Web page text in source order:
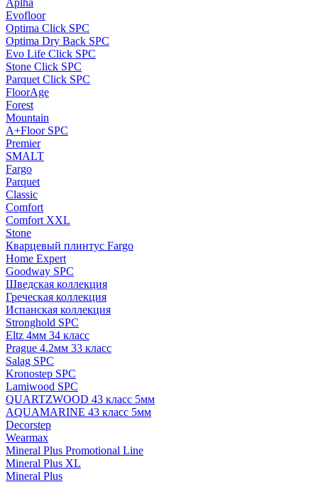
Aplha
Evofloor
Optima Click SPC
Optima Dry Back SPC
Evo Life Click SPC
Stone Click SPC
Parquet Click SPC
FloorAge
Forest
Mountain
A+Floor SPC
Premier
SMALT
Fargo
Parquet
Classic
Comfort
Comfort XXL
Stone
Кварцевый плинтус Fargo
Home Expert
Goodway SPC
Шведская коллекция
Греческая коллекция
Испанская коллекция
Stronghold SPC
Eltz 4мм 34 класс
Prague 4.2мм 33 класс
Salag SPC
Kronostep SPC
Lamiwood SPC
QUARTZWOOD 43 класс 5мм
AQUAMARINE 43 класс 5мм
Decorstep
Wearmax
Mineral Plus Promotional Line
Mineral Plus XL
Mineral Plus